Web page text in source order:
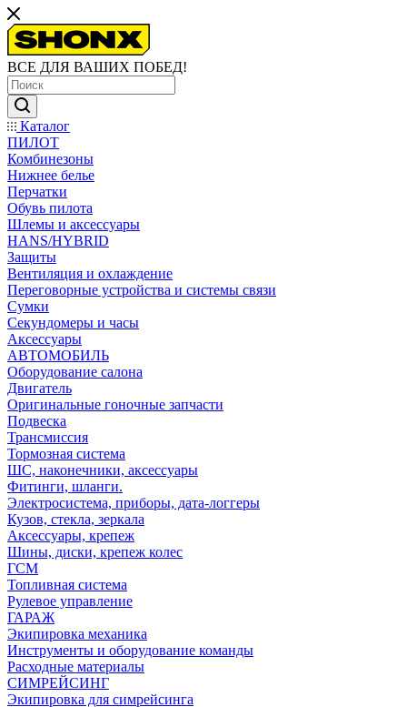
ВСЕ ДЛЯ ВАШИХ ПОБЕД!
Каталог
ПИЛОТ
Комбинезоны
Нижнее белье
Перчатки
Обувь пилота
Шлемы и аксессуары
HANS/HYBRID
Защиты
Вентиляция и охлаждение
Переговорные устройства и системы связи
Сумки
Секундомеры и часы
Аксессуары
АВТОМОБИЛЬ
Оборудование салона
Двигатель
Оригинальные гоночные запчасти
Подвеска
Трансмиссия
Тормозная система
ШС, наконечники, аксессуары
Фитинги, шланги.
Электросистема, приборы, дата-логгеры
Кузов, стекла, зеркала
Аксессуары, крепеж
Шины, диски, крепеж колес
ГСМ
Топливная система
Рулевое управление
ГАРАЖ
Экипировка механика
Инструменты и оборудование команды
Расходные материалы
СИМРЕЙСИНГ
Экипировка для симрейсинга